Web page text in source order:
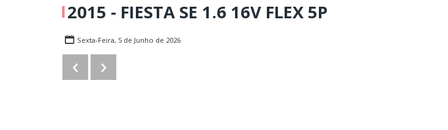
2015 - FIESTA SE 1.6 16V FLEX 5P
Sexta-Feira, 5 de Junho de 2026